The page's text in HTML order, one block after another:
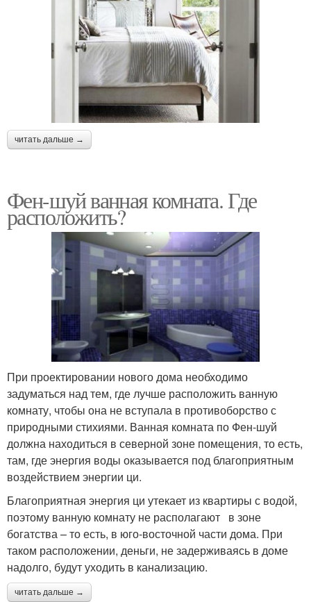
читать дальше →
Фен-шуй ванная комната. Где
расположить?
При проектировании нового дома необходимо
задуматься над тем, где лучше расположить ванную
комнату, чтобы она не вступала в противоборство с
природными стихиями. Ванная комната по Фен-шуй
должна находиться в северной зоне помещения, то есть,
там, где энергия воды оказывается под благоприятным
воздействием энергии ци.
Благоприятная энергия ци утекает из квартиры с водой,
поэтому ванную комнату не располагают в зоне
богатства – то есть, в юго-восточной части дома. При
таком расположении, деньги, не задерживаясь в доме
надолго, будут уходить в канализацию.
читать дальше →